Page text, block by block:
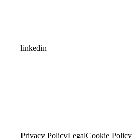
linkedin
Privacy PolicyLegalCookie Policy